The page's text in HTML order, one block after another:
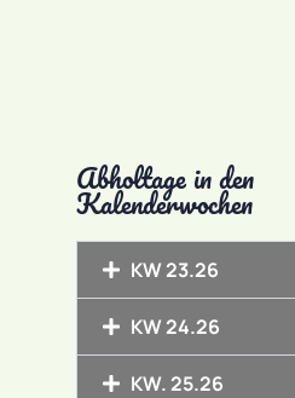
Abholtage in den
Kalenderwochen
KW 23.26
KW 24.26
KW. 25.26